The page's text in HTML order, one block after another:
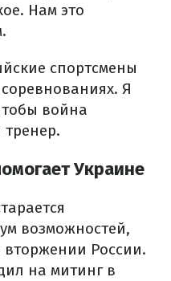
Нам это
спортсмены
Я
война
тренер.
Украине
возможностей,
России.
на митинг в